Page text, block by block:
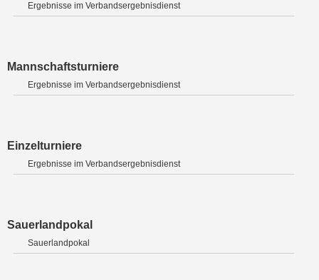
Ergebnisse im Verbandsergebnisdienst
Mannschaftsturniere
Ergebnisse im Verbandsergebnisdienst
Einzelturniere
Ergebnisse im Verbandsergebnisdienst
Sauerlandpokal
Sauerlandpokal